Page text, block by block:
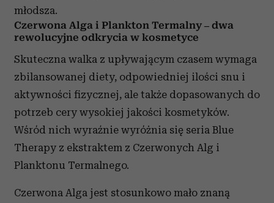
młodsza.
Czerwona Alga i Plankton Termalny – dwa
rewolucyjne odkrycia w kosmetyce
Skuteczna walka z upływającym czasem wymaga
zbilansowanej diety, odpowiedniej ilości snu i
aktywności fizycznej, ale także dopasowanych do
potrzeb cery wysokiej jakości kosmetyków.
Wśród nich wyraźnie wyróżnia się seria Blue
Therapy z ekstraktem z Czerwonych Alg i
Planktonu Termalnego.
Czerwona Alga jest stosunkowo mało znaną